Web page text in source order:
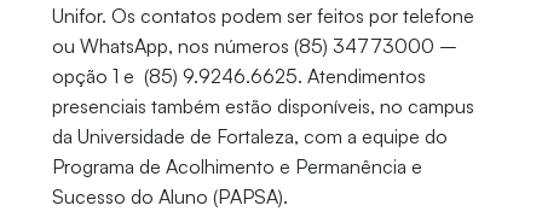
Unifor. Os contatos podem ser feitos por telefone
ou WhatsApp, nos números (85) 34773000 –
opção 1 e (85) 9.9246.6625. Atendimentos
presenciais também estão disponíveis, no campus
da Universidade de Fortaleza, com a equipe do
Programa de Acolhimento e Permanência e
Sucesso do Aluno (PAPSA).